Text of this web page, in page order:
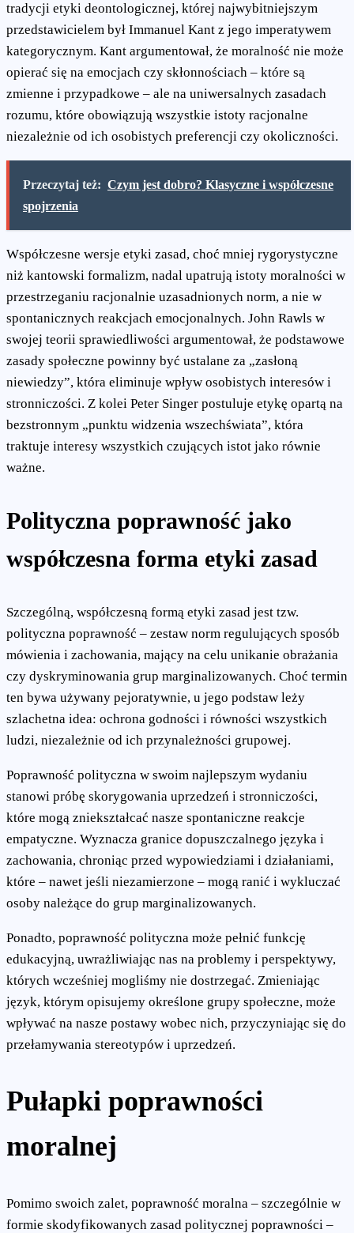
tradycji etyki deontologicznej, której najwybitniejszym
przedstawicielem był Immanuel Kant z jego imperatywem
kategorycznym. Kant argumentował, że moralność nie może
opierać się na emocjach czy skłonnościach – które są
zmienne i przypadkowe – ale na uniwersalnych zasadach
rozumu, które obowiązują wszystkie istoty racjonalne
niezależnie od ich osobistych preferencji czy okoliczności.
Przeczytaj też: Czym jest dobro? Klasyczne i współczesne
spojrzenia
Współczesne wersje etyki zasad, choć mniej rygorystyczne
niż kantowski formalizm, nadal upatrują istoty moralności w
przestrzeganiu racjonalnie uzasadnionych norm, a nie w
spontanicznych reakcjach emocjonalnych. John Rawls w
swojej teorii sprawiedliwości argumentował, że podstawowe
zasady społeczne powinny być ustalane za „zasłoną
niewiedzy”, która eliminuje wpływ osobistych interesów i
stronniczości. Z kolei Peter Singer postuluje etykę opartą na
bezstronnym „punktu widzenia wszechświata”, która
traktuje interesy wszystkich czujących istot jako równie
ważne.
Polityczna poprawność jako
współczesna forma etyki zasad
Szczególną, współczesną formą etyki zasad jest tzw.
polityczna poprawność – zestaw norm regulujących sposób
mówienia i zachowania, mający na celu unikanie obrażania
czy dyskryminowania grup marginalizowanych. Choć termin
ten bywa używany pejoratywnie, u jego podstaw leży
szlachetna idea: ochrona godności i równości wszystkich
ludzi, niezależnie od ich przynależności grupowej.
Poprawność polityczna w swoim najlepszym wydaniu
stanowi próbę skorygowania uprzedzeń i stronniczości,
które mogą zniekształcać nasze spontaniczne reakcje
empatyczne. Wyznacza granice dopuszczalnego języka i
zachowania, chroniąc przed wypowiedziami i działaniami,
które – nawet jeśli niezamierzone – mogą ranić i wykluczać
osoby należące do grup marginalizowanych.
Ponadto, poprawność polityczna może pełnić funkcję
edukacyjną, uwrażliwiając nas na problemy i perspektywy,
których wcześniej mogliśmy nie dostrzegać. Zmieniając
język, którym opisujemy określone grupy społeczne, może
wpływać na nasze postawy wobec nich, przyczyniając się do
przełamywania stereotypów i uprzedzeń.
Pułapki poprawności
moralnej
Pomimo swoich zalet, poprawność moralna – szczególnie w
formie skodyfikowanych zasad politycznej poprawności –